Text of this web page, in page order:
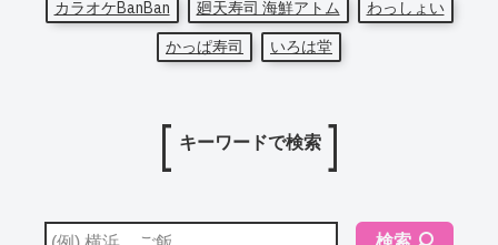
カラオケBanBan
廻天寿司 海鮮アトム
わっしょい
かっぱ寿司
いろは堂
キーワードで検索